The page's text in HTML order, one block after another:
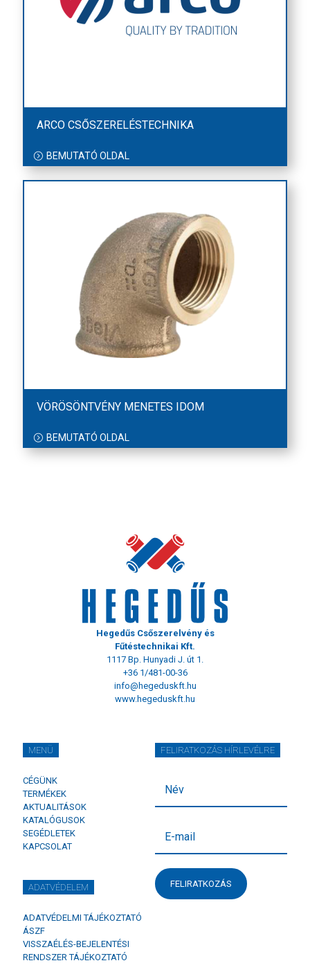
ARCO CSŐSZERELÉSTECHNIKA
BEMUTATÓ OLDAL
VÖRÖSÖNTVÉNY MENETES IDOM
BEMUTATÓ OLDAL
Hegedűs Csőszerelvény és
Fűtéstechnikai Kft.
1117 Bp. Hunyadi J. út 1.
+36 1/481-00-36
info@hegeduskft.hu
www.hegeduskft.hu
FELIRATKOZÁS HÍRLEVÉLRE
FELIRATKOZÁS
MENÜ
CÉGÜNK
TERMÉKEK
AKTUALITÁSOK
KATALÓGUSOK
SEGÉDLETEK
KAPCSOLAT
ADATVÉDELEM
ADATVÉDELMI TÁJÉKOZTATÓ
ÁSZF
VISSZAÉLÉS-BEJELENTÉSI
RENDSZER TÁJÉKOZTATÓ